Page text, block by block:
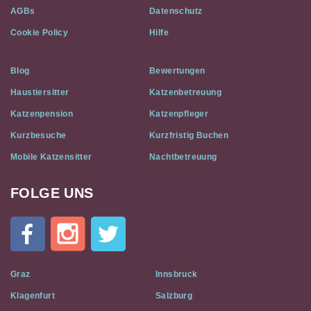
AGBs Datenschutz
Cookie Policy Hilfe
Blog Bewertungen
Haustiersitter Katzenbetreuung
Katzenpension Katzenpfleger
Kurzbesuche Kurzfristig Buchen
Mobile Katzensitter Nachtbetreuung
Cat
Flat
Social
Media
FOLGE UNS
Graz Innsbruck
Klagenfurt Salzburg